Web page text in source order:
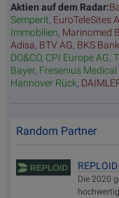
Aktien auf dem Radar:
Semperit, EuroTeleSites
Immobilien, Marinomed
Adisa, BTV AG, BKS
DO&CO, CPI Europe AG,
Bayer, Fresenius Medical
Hannover Rück,
Random Partner
Die 2020